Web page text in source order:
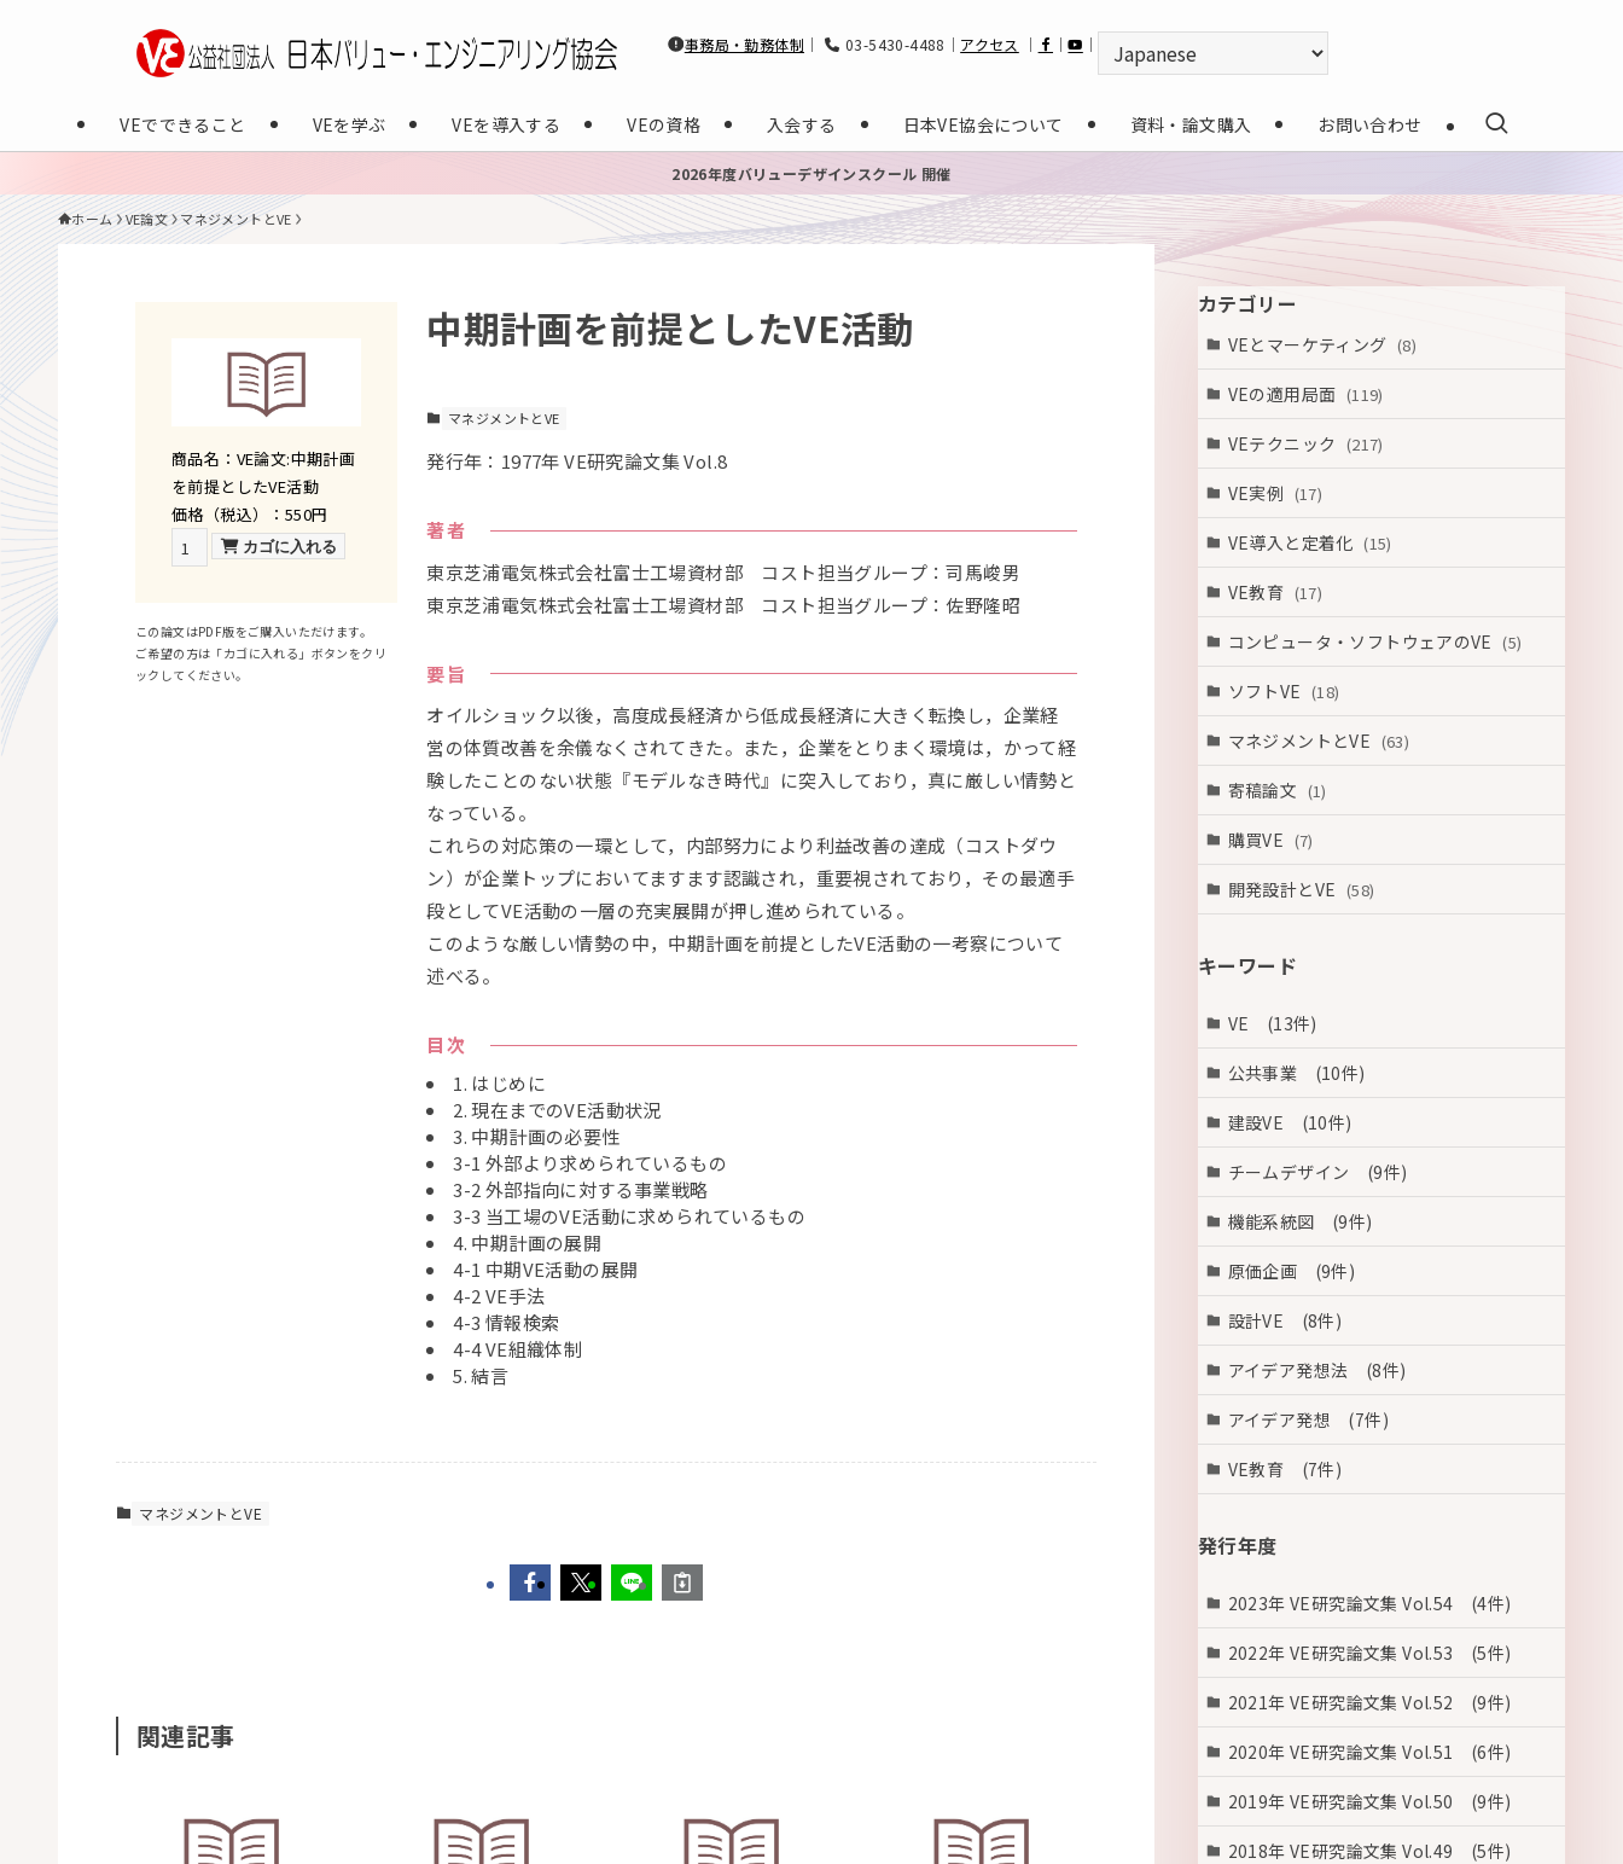
VEでできること VEを学ぶ VEを導入する VEの資格 入会する 日本VE協会について 資料・論文購入 お問い合わせ
事務局・勤務体制 ｜ 03-5430-4488｜ アクセス ｜ ｜ ｜
2026年度バリューデザインスクール 開催
ホーム VE論文 マネジメントとVE
商品名：VE論文:中期計画
を前提としたVE活動
価格（税込）：550円
この論文はPDF版をご購入いただけます。
ご希望の方は「カゴに入れる」ボタンをクリ
ックしてください。
中期計画を前提としたVE活動
マネジメントとVE
発行年：1977年 VE研究論文集 Vol.8
著者
東京芝浦電気株式会社富士工場資材部 コスト担当グループ：司馬峻男
東京芝浦電気株式会社富士工場資材部 コスト担当グループ：佐野隆昭
要旨
オイルショック以後，高度成長経済から低成長経済に大きく転換し，企業経
営の体質改善を余儀なくされてきた。また，企業をとりまく環境は，かって経
験したことのない状態『モデルなき時代』に突入しており，真に厳しい情勢と
なっている。
これらの対応策の一環として，内部努力により利益改善の達成（コストダウ
ン）が企業トップにおいてますます認識され，重要視されており，その最適手
段としてVE活動の一層の充実展開が押し進められている。
このような厳しい情勢の中，中期計画を前提としたVE活動の一考察について
述べる。
目次
1. はじめに
2. 現在までのVE活動状況
3. 中期計画の必要性
3-1 外部より求められているもの
3-2 外部指向に対する事業戦略
3-3 当工場のVE活動に求められているもの
4. 中期計画の展開
4-1 中期VE活動の展開
4-2 VE手法
4-3 情報検索
4-4 VE組織体制
5. 結言
マネジメントとVE
関連記事
カテゴリー
VEとマーケティング (8)
VEの適用局面 (119)
VEテクニック (217)
VE実例 (17)
VE導入と定着化 (15)
VE教育 (17)
コンピュータ・ソフトウェアのVE (5)
ソフトVE (18)
マネジメントとVE (63)
寄稿論文 (1)
購買VE (7)
開発設計とVE (58)
キーワード
VE (13件)
公共事業 (10件)
建設VE (10件)
チームデザイン (9件)
機能系統図 (9件)
原価企画 (9件)
設計VE (8件)
アイデア発想法 (8件)
アイデア発想 (7件)
VE教育 (7件)
発行年度
2023年 VE研究論文集 Vol.54 (4件)
2022年 VE研究論文集 Vol.53 (5件)
2021年 VE研究論文集 Vol.52 (9件)
2020年 VE研究論文集 Vol.51 (6件)
2019年 VE研究論文集 Vol.50 (9件)
2018年 VE研究論文集 Vol.49 (5件)